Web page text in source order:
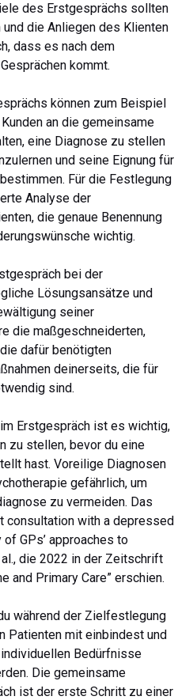
des Erstgesprächs sollten
die Anliegen des Klienten
dass es nach dem
kommt.
können zum Beispiel
an die gemeinsame
eine Diagnose zu stellen
und seine Eignung für
Für die Festlegung
Analyse der
die genaue Benennung
wichtig.
bei der
Lösungsansätze und
seiner
die maßgeschneiderten,
dafür benötigten
deinerseits, die für
sind.
Erstgespräch ist es wichtig,
zu stellen, bevor du eine
hast. Voreilige Diagnosen
gefährlich, um
zu vermeiden. Das
consultation with a depressed
GPs’ approaches to
die 2022 in der Zeitschrift
and Primary Care” erschien.
während der Zielfestlegung
Patienten mit einbindest und
Bedürfnisse
Die gemeinsame
ist der erste Schritt zu einer